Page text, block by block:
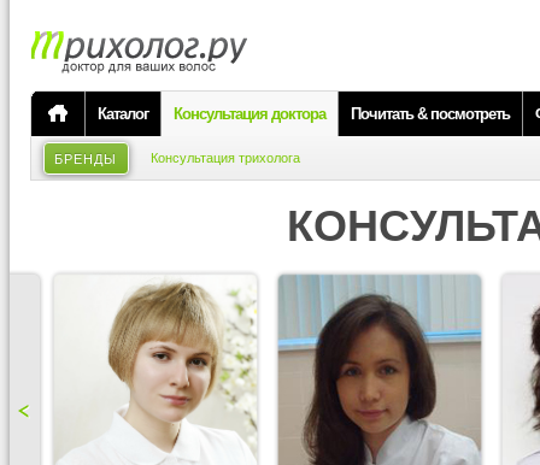
Каталог Консультация доктора Почитать & посмотреть
БРЕНДЫ Консультация трихолога